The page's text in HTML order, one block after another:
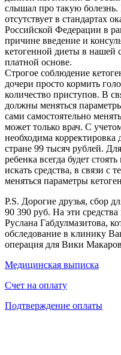
слышал про такую
отсутствует в стандартах
Российской Федерации в
причине введение и
кетогенной диеты в нашей
платной основе.
Строгое соблюдение
дочери просто кормить
количество приступов. В
должны меняться
сами самостоятельно
может только врач. С
необходима корректировка
стране 99 тысяч рублей.
ребенка всегда будет
искать средства, в связи с
меняться параметры
P.S. Дорогие друзья, сбор
90 390 руб. На эти
Руслана Габдулмазитова,
обследование в клинику
операция для Вики
Медицинская выписка
Счет на оплату
Подтверждение оплаты